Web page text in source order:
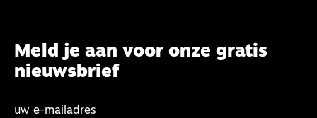
Meld je aan voor onze gratis
nieuwsbrief
uw e-mailadres